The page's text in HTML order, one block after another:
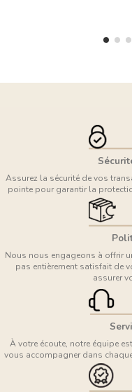
Assurez la sécurité de vos
pointe pour garantir la
Nous nous engageons à offrir
pas entièrement satisfait de
assurer
À votre écoute, notre équipe
vous accompagner dans